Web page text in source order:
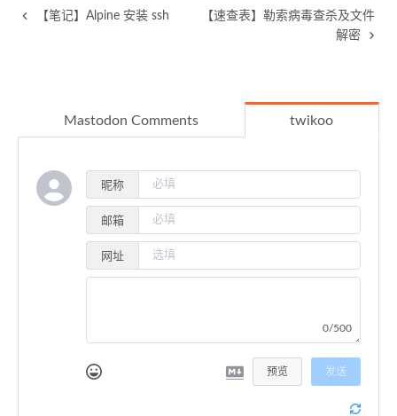
【笔记】Alpine 安装 ssh
【速查表】勒索病毒查杀及文件
解密
Mastodon Comments twikoo
昵称
邮箱
网址
0/500
预览 发送